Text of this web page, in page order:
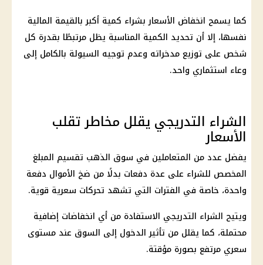
كما يسمح انخفاض الأسعار بشراء كمية أكبر بالقيمة المالية
نفسها، إلا أن تحديد الكمية المناسبة يظل مرتبطًا بقدرة كل
شخص على توزيع مدخراته وعدم توجيه السيولة بالكامل إلى
وعاء استثماري واحد.
الشراء التدريجي يقلل مخاطر تقلب
الأسعار
يفضل عدد من المتعاملين في سوق الذهب تقسيم المبلغ
المخصص للشراء على عدة دفعات بدلًا من ضخ الأموال دفعة
واحدة، خاصة في الفترات التي تشهد تحركات سعرية قوية.
ويتيح الشراء التدريجي الاستفادة من أي انخفاضات إضافية
محتملة، كما يقلل من تأثير الدخول إلى السوق عند مستوى
سعري مرتفع بصورة مؤقتة.